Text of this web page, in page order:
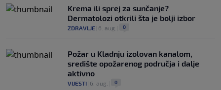
Krema ili sprej za sunčanje?
Dermatolozi otkrili šta je bolji izbor
ZDRAVLJE 6. aug. 0
Požar u Kladnju izolovan kanalom,
središte opožarenog područja i dalje
aktivno
VIJESTI 6. aug. 0